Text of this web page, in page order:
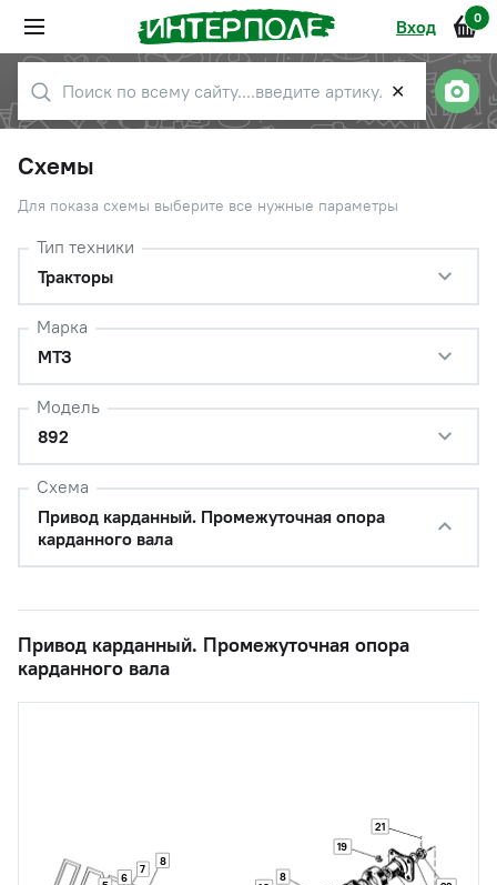
Вход 0
✕
Схемы
Для показа схемы выберите все нужные параметры
Тип техники
Тракторы
Марка
МТЗ
Модель
892
Схема
Привод карданный. Промежуточная опора
карданного вала
Привод карданный. Промежуточная опора
карданного вала
6
7
8
8
19
21